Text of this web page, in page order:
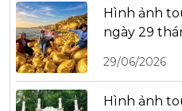
Hình ảnh
ngày 29
29/06/2026
Hình ảnh